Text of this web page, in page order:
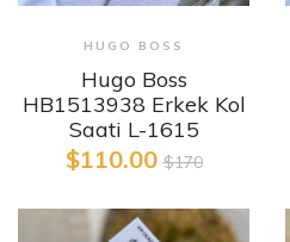
HUGO BOSS
Hugo Boss
HB1513938 Erkek Kol
Saati L-1615
$110.00$170